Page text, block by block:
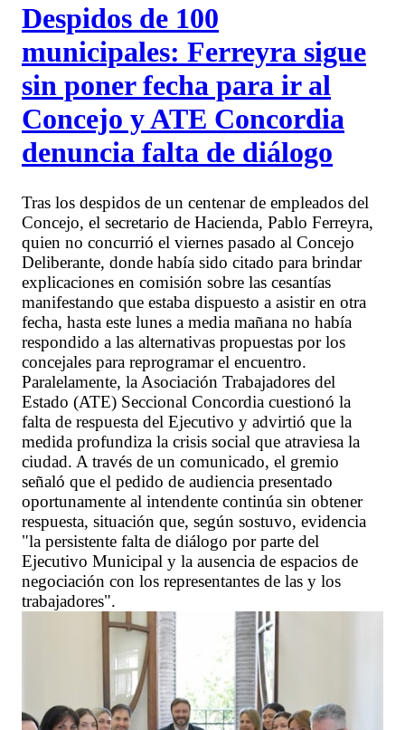
Despidos de 100
municipales: Ferreyra sigue
sin poner fecha para ir al
Concejo y ATE Concordia
denuncia falta de diálogo
Tras los despidos de un centenar de empleados del
Concejo, el secretario de Hacienda, Pablo Ferreyra,
quien no concurrió el viernes pasado al Concejo
Deliberante, donde había sido citado para brindar
explicaciones en comisión sobre las cesantías
manifestando que estaba dispuesto a asistir en otra
fecha, hasta este lunes a media mañana no había
respondido a las alternativas propuestas por los
concejales para reprogramar el encuentro.
Paralelamente, la Asociación Trabajadores del
Estado (ATE) Seccional Concordia cuestionó la
falta de respuesta del Ejecutivo y advirtió que la
medida profundiza la crisis social que atraviesa la
ciudad. A través de un comunicado, el gremio
señaló que el pedido de audiencia presentado
oportunamente al intendente continúa sin obtener
respuesta, situación que, según sostuvo, evidencia
"la persistente falta de diálogo por parte del
Ejecutivo Municipal y la ausencia de espacios de
negociación con los representantes de las y los
trabajadores".